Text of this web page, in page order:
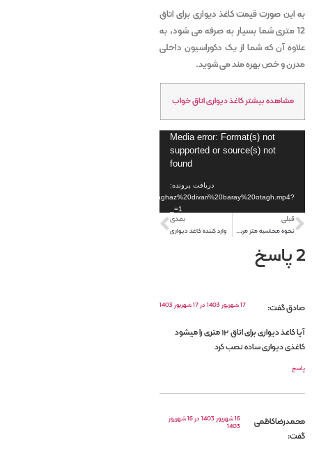
به این صورت قیمت کاغذ دیواری برای اتاق
12 متری شما بسیار به صرفه می شود، به
علاوه آن که شما از یک دکوراسیون داخلی
مدرن و خص بهره مند می شوید.
مشاهده بیشتر کاغذ دیواری اتاق خواب
Media error: Format(s) not
supported or source(s) not
found
دریافت پرونده:
https://www.dl.roniya.ir/videos/hazine%20kaghaz%20divari%20baray%20otagh.mp4?
_=1
قبلی
نحوه محاسبه متر مربع پارکت و کفپوش
بعدی
وارد کننده کاغذ دیواری
2 پاسخ
صادقگفت: 17 شهریور 1403 در 17 شهریور 1403
آیا کاغذ دیواری برای اتاق ۱۲ متری را میشود
کاغذی دیواری ساده نصب کرد
پاسخ
محمدرضاکاظمی
گفت:
16 شهریور 1403 در 16 شهریور
1403